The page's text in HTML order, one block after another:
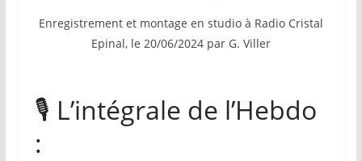
Enregistrement et montage en studio à Radio Cristal
Epinal, le 20/06/2024 par G. Viller
🎙️ L’intégrale de l’Hebdo
: